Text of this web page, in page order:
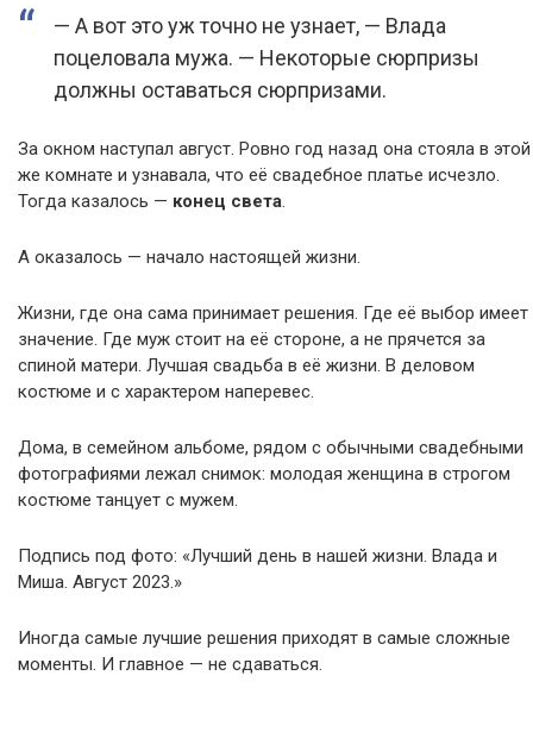
— А вот это уж точно не узнает, — Влада
поцеловала мужа. — Некоторые сюрпризы
должны оставаться сюрпризами.
За окном наступал август. Ровно год назад она стояла в этой
же комнате и узнавала, что её свадебное платье исчезло.
Тогда казалось — конец света.
А оказалось — начало настоящей жизни.
Жизни, где она сама принимает решения. Где её выбор имеет
значение. Где муж стоит на её стороне, а не прячется за
спиной матери. Лучшая свадьба в её жизни. В деловом
костюме и с характером наперевес.
Дома, в семейном альбоме, рядом с обычными свадебными
фотографиями лежал снимок: молодая женщина в строгом
костюме танцует с мужем.
Подпись под фото: «Лучший день в нашей жизни. Влада и
Миша. Август 2023.»
Иногда самые лучшие решения приходят в самые сложные
моменты. И главное — не сдаваться.